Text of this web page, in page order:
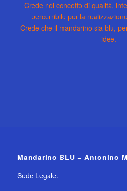
Crede nel concetto di qualità,
percorribile per la
Crede che il mandarino sia blu,
idee.
Mandarino BLU – Antonino
Sede Legale: